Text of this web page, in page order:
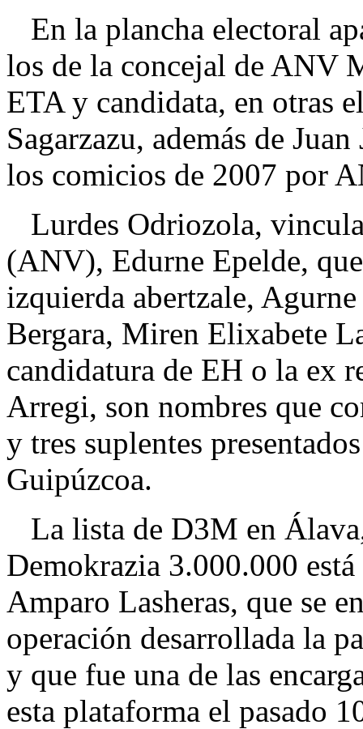
En la plancha electoral
los de la concejal de ANV
ETA y candidata, en otras
Sagarzazu, además de
los comicios de 2007 por
Lurdes Odriozola,
(ANV), Edurne Epelde,
izquierda abertzale,
Bergara, Miren Elixabete
candidatura de EH o la ex
Arregi, son nombres que
y tres suplentes
Guipúzcoa.
La lista de D3M en
Demokrazia 3.000.000
Amparo Lasheras, que se
operación desarrollada la
y que fue una de las
esta plataforma el pasado